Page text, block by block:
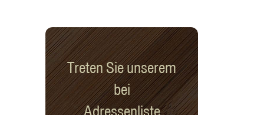
Treten Sie unserem
bei